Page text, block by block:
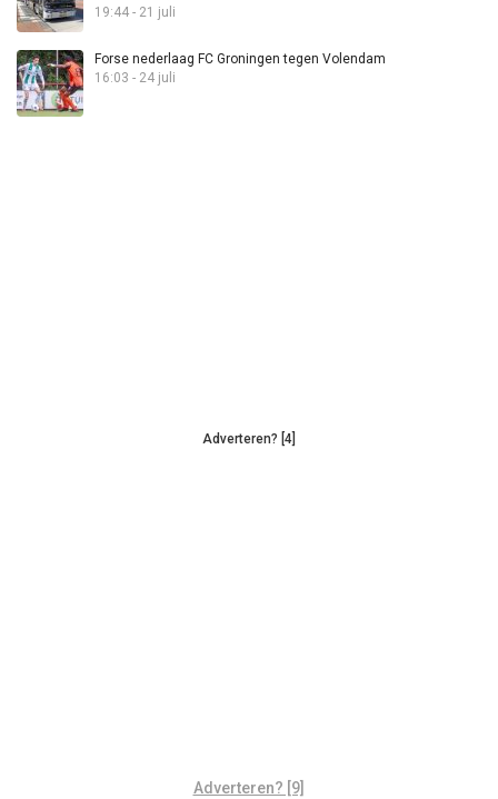
19:44 - 21 juli
Forse nederlaag FC Groningen tegen Volendam
16:03 - 24 juli
Adverteren? [4]
Adverteren? [9]